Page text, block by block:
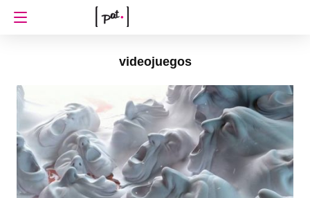
videojuegos